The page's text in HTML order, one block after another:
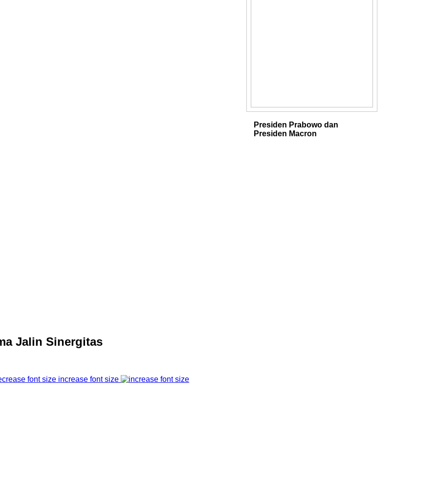
Dua Penghargaan Sekaligus
Juli 2026. Komitmen PT Bank Pembangunan Daerah Jawa
layanan perbankan digital yang inovatif kembali
digital JConnect Mobile, Bank Jatim sukses meraih
Presiden Prabowo dan
Presiden Macron
Jalin Sinergitas
increase font size